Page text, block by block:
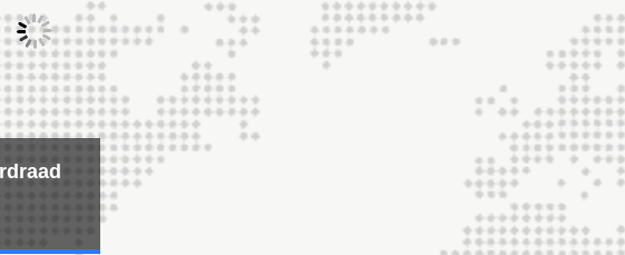
industriële naaigarn